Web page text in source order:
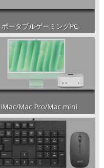
ポータブルゲーミングPC
iMac/Mac Pro/Mac mini